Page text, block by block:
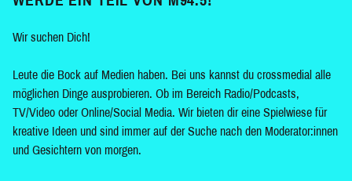
Wir suchen Dich!
Leute die Bock auf Medien haben. Bei uns kannst du crossmedial alle
möglichen Dinge ausprobieren. Ob im Bereich Radio/Podcasts,
TV/Video oder Online/Social Media. Wir bieten dir eine Spielwiese für
kreative Ideen und sind immer auf der Suche nach den Moderator:innen
und Gesichtern von morgen.